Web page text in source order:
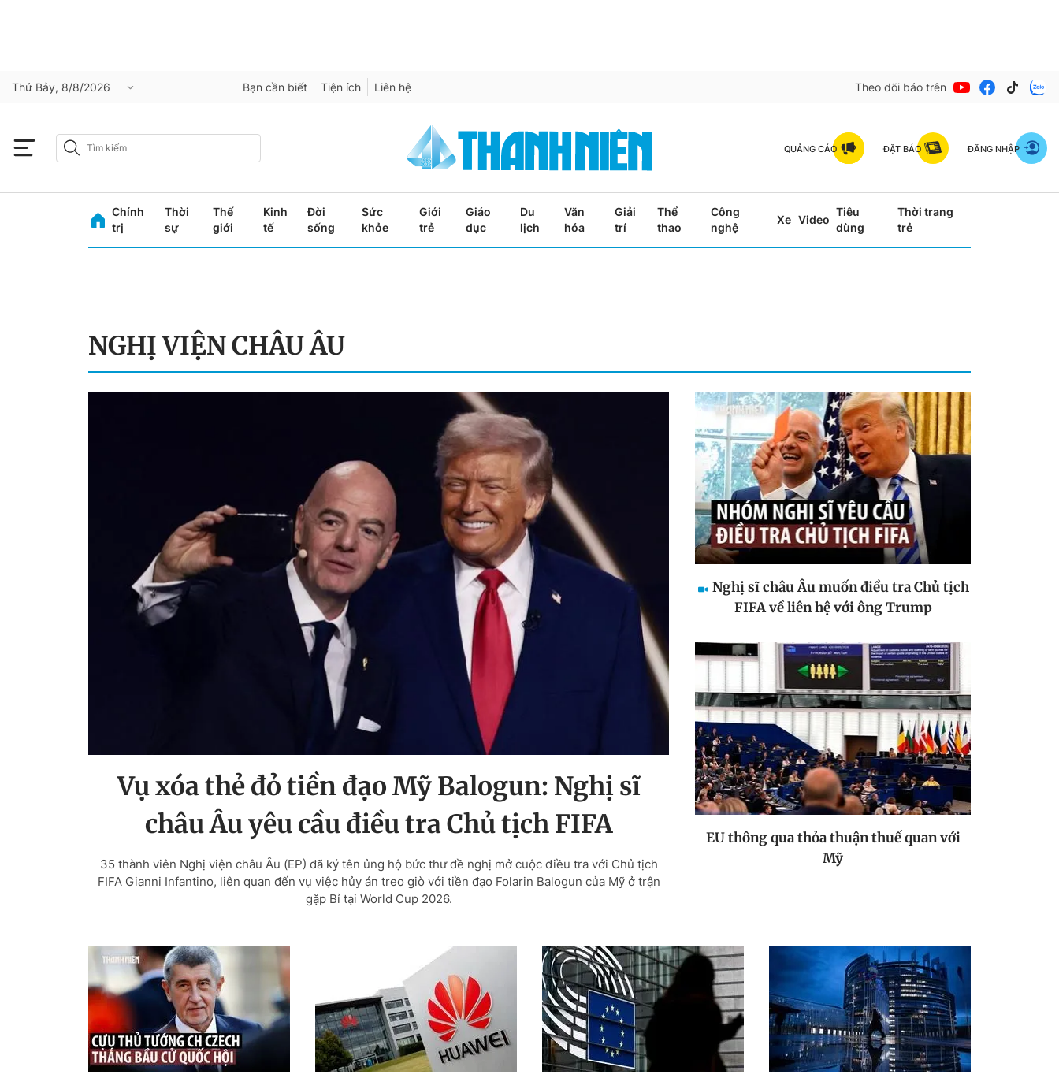
Thứ Bảy, 8/8/2026 Bạn cần biết Tiện ích Liên hệ Theo dõi báo trên
QUẢNG CÁO ĐẶT BÁO ĐĂNG NHẬP
Chính
trị
Thời
sự
Thế
giới
Kinh
tế
Đời
sống
Sức
khỏe
Giới
trẻ
Giáo
dục
Du
lịch
Văn
hóa
Giải
trí
Thể
thao
Công
nghệ
Xe Video
Tiêu
dùng
Thời trang
trẻ
NGHỊ VIỆN CHÂU ÂU
Vụ xóa thẻ đỏ tiền đạo Mỹ Balogun: Nghị sĩ
châu Âu yêu cầu điều tra Chủ tịch FIFA
35 thành viên Nghị viện châu Âu (EP) đã ký tên ủng hộ bức thư đề nghị mở cuộc điều tra với Chủ tịch
FIFA Gianni Infantino, liên quan đến vụ việc hủy án treo giò với tiền đạo Folarin Balogun của Mỹ ở trận
gặp Bỉ tại World Cup 2026.
Nghị sĩ châu Âu muốn điều tra Chủ tịch
FIFA về liên hệ với ông Trump
EU thông qua thỏa thuận thuế quan với
Mỹ